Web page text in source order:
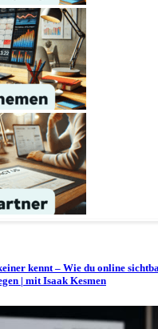
kennt – Wie du online
| mit Isaak Kesmen